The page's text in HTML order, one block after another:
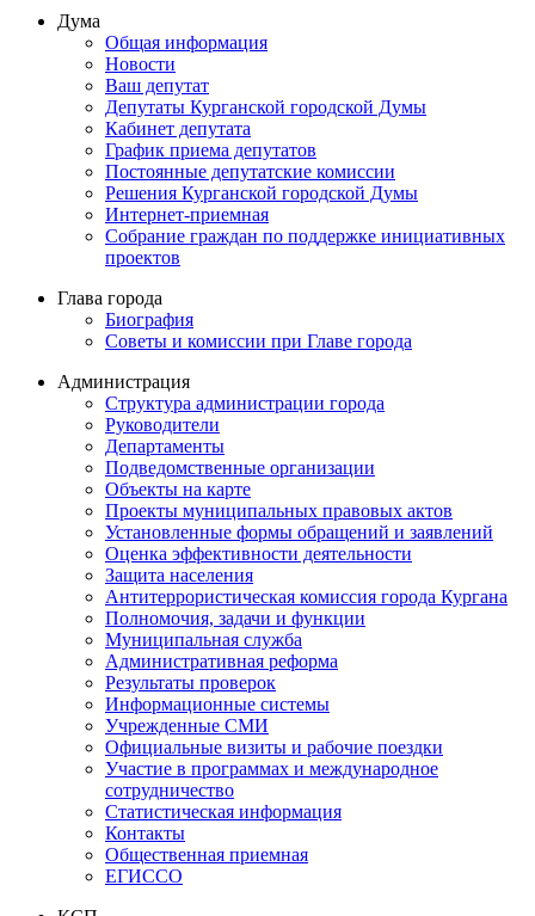
Дума
Общая информация
Новости
Ваш депутат
Депутаты Курганской городской Думы
Кабинет депутата
График приема депутатов
Постоянные депутатские комиссии
Решения Курганской городской Думы
Интернет-приемная
Собрание граждан по поддержке инициативных
проектов
Глава города
Биография
Советы и комиссии при Главе города
Администрация
Структура администрации города
Руководители
Департаменты
Подведомственные организации
Объекты на карте
Проекты муниципальных правовых актов
Установленные формы обращений и заявлений
Оценка эффективности деятельности
Защита населения
Антитеррористическая комиссия города Кургана
Полномочия, задачи и функции
Муниципальная служба
Административная реформа
Результаты проверок
Информационные системы
Учрежденные СМИ
Официальные визиты и рабочие поездки
Участие в программах и международное
сотрудничество
Статистическая информация
Контакты
Общественная приемная
ЕГИССО